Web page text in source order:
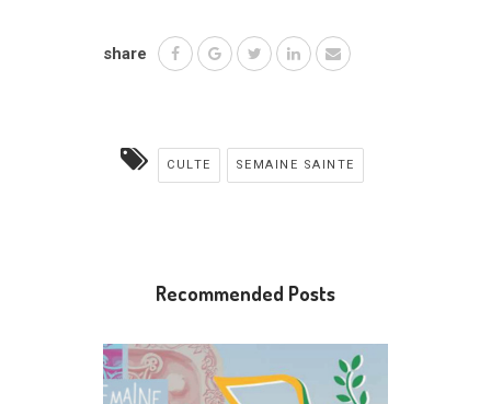
share
CULTE SEMAINE SAINTE
Recommended Posts